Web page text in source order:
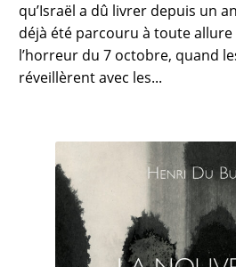
qu’Israël a dû livrer depuis un
déjà été parcouru à toute
l’horreur du 7 octobre, quand
réveillèrent avec les...